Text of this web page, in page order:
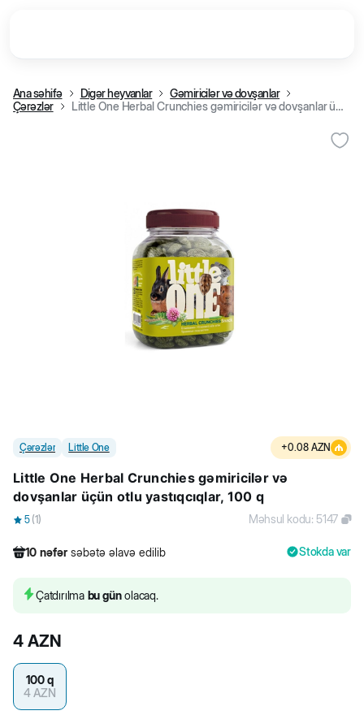
Ana səhifə Digər heyvanlar
Gəmiricilər və dovşanlar
Çərəzlər
Little One Herbal Crunchies gəmiricilər və dovşanlar üçün otlu yastıqcıqlar, 100 q
Çərəzlər Little One +0.08 AZN
Little One Herbal Crunchies gəmiricilər və
dovşanlar üçün otlu yastıqcıqlar, 100 q
5 (1) Məhsul kodu:5147
10 nəfər səbətə əlavə edilib
17 nəfər məhsulu alıb
Stokda var
Çatdırılma bu günolacaq.
4 AZN
100 q
4AZN